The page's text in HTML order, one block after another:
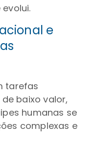
e
tarefas
baixo valor,
humanas se
complexas e